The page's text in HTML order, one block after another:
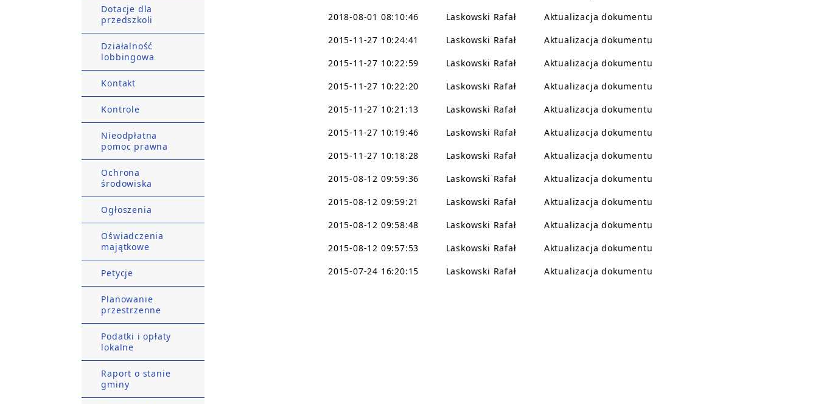
Dotacje dla
przedszkoli
Działalność
lobbingowa
Kontakt
Kontrole
Nieodpłatna
pomoc prawna
Ochrona
środowiska
Ogłoszenia
Oświadczenia
majątkowe
Petycje
Planowanie
przestrzenne
Podatki i opłaty
lokalne
Raport o stanie
gminy
2018-08-01 08:10:46
Laskowski Rafał
Aktualizacja dokumentu
2015-11-27 10:24:41
Laskowski Rafał
Aktualizacja dokumentu
2015-11-27 10:22:59
Laskowski Rafał
Aktualizacja dokumentu
2015-11-27 10:22:20
Laskowski Rafał
Aktualizacja dokumentu
2015-11-27 10:21:13
Laskowski Rafał
Aktualizacja dokumentu
2015-11-27 10:19:46
Laskowski Rafał
Aktualizacja dokumentu
2015-11-27 10:18:28
Laskowski Rafał
Aktualizacja dokumentu
2015-08-12 09:59:36
Laskowski Rafał
Aktualizacja dokumentu
2015-08-12 09:59:21
Laskowski Rafał
Aktualizacja dokumentu
2015-08-12 09:58:48
Laskowski Rafał
Aktualizacja dokumentu
2015-08-12 09:57:53
Laskowski Rafał
Aktualizacja dokumentu
2015-07-24 16:20:15
Laskowski Rafał Aktualizacja dokumentu